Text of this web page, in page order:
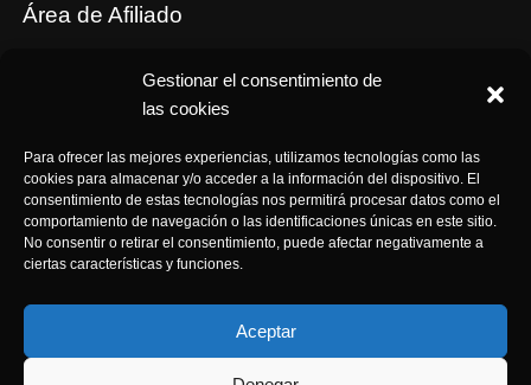
Gestionar el consentimiento de
las cookies
Para ofrecer las mejores experiencias, utilizamos tecnologías como las
cookies para almacenar y/o acceder a la información del dispositivo. El
consentimiento de estas tecnologías nos permitirá procesar datos como el
comportamiento de navegación o las identificaciones únicas en este sitio.
No consentir o retirar el consentimiento, puede afectar negativamente a
ciertas características y funciones.
Aceptar
Área de Afiliado
© 2023ArteOrgón. All rights reserved